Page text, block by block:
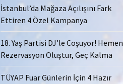
İstanbul’da Mağaza Açılışını Fark
Ettiren 4 Özel Kampanya
18. Yaş Partisi DJ’le Coşuyor! Hemen
Rezervasyon Oluştur, Geç Kalma
TÜYAP Fuar Günlerin İçin 4 Hazır